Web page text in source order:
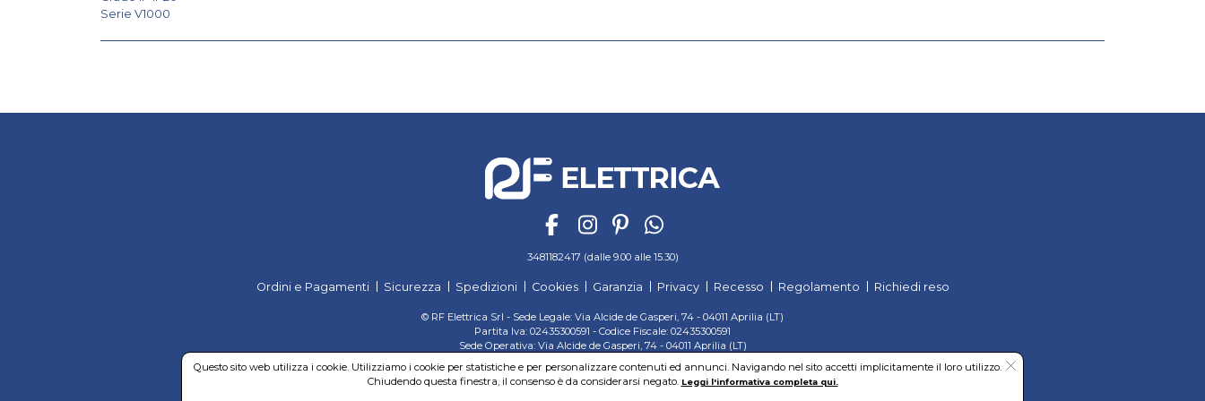
Serie V1000
3481182417 (dalle 9.00 alle 15.30)
Ordini e Pagamenti Sicurezza Spedizioni Cookies Garanzia Privacy Recesso Regolamento Richiedi reso
© RF Elettrica Srl - Sede Legale: Via Alcide de Gasperi, 74 - 04011 Aprilia (LT)
Partita Iva: 02435300591 - Codice Fiscale: 02435300591
Sede Operativa: Via Alcide de Gasperi, 74 - 04011 Aprilia (LT)
Questo sito web utilizza i cookie. Utilizziamo i cookie per statistiche e per personalizzare contenuti ed annunci. Navigando nel sito accetti implicitamente il loro utilizzo.
Chiudendo questa finestra, il consenso è da considerarsi negato. Leggi l'informativa completa qui.